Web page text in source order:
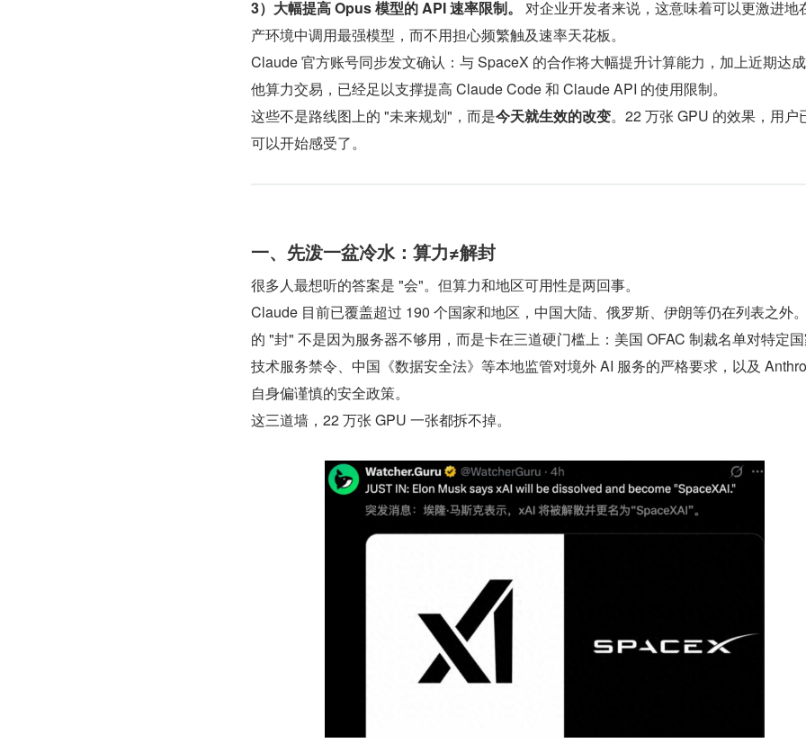
3）大幅提高 Opus 模型的 API 速率限制。
对企业开发者来说，这意味着可以更激进地
产环境中调用最强模型，而不用担心频繁触及速率天花板。
Claude 官方账号同步发文确认：与 SpaceX 的合作将大幅提升计算能力，加上近期达
他算力交易，已经足以支撑提高 Claude Code 和 Claude API 的使用限制。
这些不是路线图上的 "未来规划"，而是今天就生效的改变。22 万张 GPU 的效果，用户
可以开始感受了。
一、先泼一盆冷水：算力≠解封
很多人最想听的答案是 "会"。但算力和地区可用性是两回事。
Claude 目前已覆盖超过 190 个国家和地区，中国大陆、俄罗斯、伊朗等仍在列表之外
的 "封" 不是因为服务器不够用，而是卡在三道硬门槛上：美国 OFAC 制裁名单对特定
技术服务禁令、中国《数据安全法》等本地监管对境外 AI 服务的严格要求，以及
自身偏谨慎的安全政策。
这三道墙，22 万张 GPU 一张都拆不掉。